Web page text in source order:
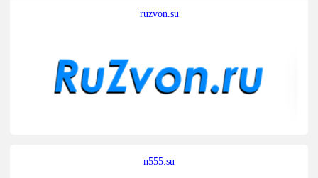
ruzvon.su
n555.su